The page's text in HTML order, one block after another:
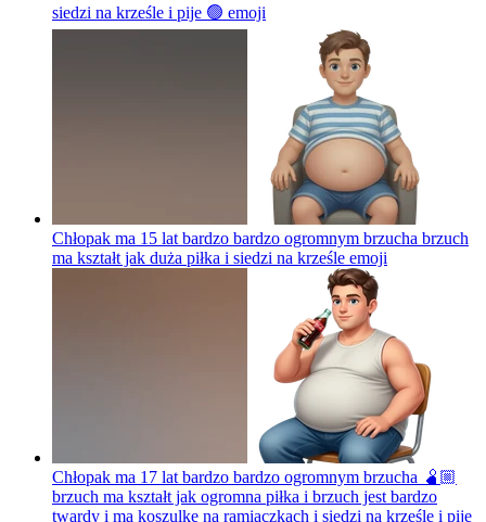
siedzi na krześle i pije 🟢 emoji
Chłopak ma 15 lat bardzo bardzo ogromnym brzucha brzuch
ma kształt jak duża piłka i siedzi na krześle emoji
Chłopak ma 17 lat bardzo bardzo ogromnym brzucha 🫄🏼
brzuch ma kształt jak ogromna piłka i brzuch jest bardzo
twardy i ma koszulkę na ramiączkach i siedzi na krześle i pije